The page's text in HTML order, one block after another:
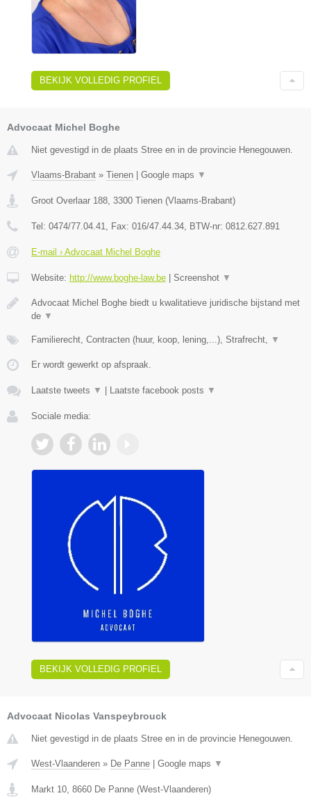
BEKIJK VOLLEDIG PROFIEL
Advocaat Michel Boghe
Niet gevestigd in de plaats Stree en in de provincie Henegouwen.
Vlaams-Brabant » Tienen Google maps ▼
Groot Overlaar 188 3300 Tienen (Vlaams-Brabant)
Tel: 0474/77.04.41 , Fax: 016/47.44.34 , BTW-nr: ​0812.627.891
E-mail › Advocaat Michel Boghe
Website: http://www.boghe-law.be Screenshot ▼
Advocaat Michel Boghe biedt u kwalitatieve juridische bijstand met
de ▼
Familierecht, Contracten (huur, koop, lening,...), Strafrecht, ▼
Er wordt gewerkt op afspraak.
Laatste tweets ▼ Laatste facebook posts ▼
Sociale media:
BEKIJK VOLLEDIG PROFIEL
Advocaat Nicolas Vanspeybrouck
Niet gevestigd in de plaats Stree en in de provincie Henegouwen.
West-Vlaanderen » De Panne Google maps ▼
Markt 10 8660 De Panne (West-Vlaanderen)